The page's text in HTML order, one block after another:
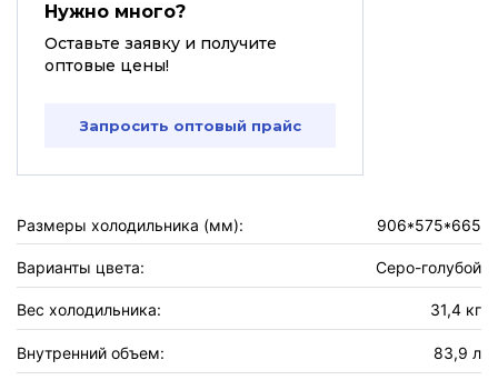
Нужно много?
Оставьте заявку и получите
оптовые цены!
Запросить оптовый прайс
Размеры холодильника (мм): 906*575*665
Варианты цвета: Серо-голубой
Вес холодильника: 31,4 кг
Внутренний объем: 83,9 л